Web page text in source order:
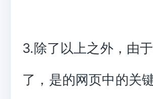
3.除了以上之外，由
了，是的网页中的关